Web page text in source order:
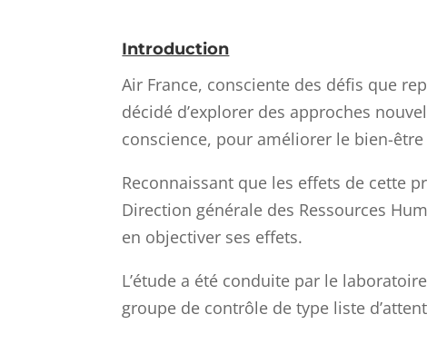
Introduction
Air France, consciente des défis que
décidé d’explorer des approches
conscience, pour améliorer le bien-
Reconnaissant que les effets de cette
Direction générale des Ressources
en objectiver ses effets.
L’étude a été conduite par le
groupe de contrôle de type liste